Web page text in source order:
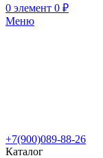
0 элемент 0 ₽
Меню
+7(900)089-88-26
Каталог